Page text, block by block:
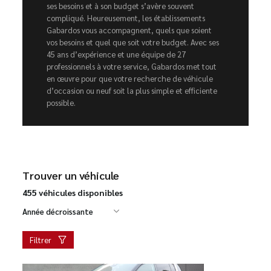
ses besoins et à son budget s’avère souvent
compliqué. Heureusement, les établissements
Gabardos vous accompagnent, quels que soient
vos besoins et quel que soit votre budget. Avec ses
45 ans d’expérience et une équipe de 27
professionnels à votre service, Gabardos met tout
en œuvre pour que votre recherche de véhicule
d’occasion ou neuf soit la plus simple et efficiente
possible.
Trouver un véhicule
455 véhicules disponibles
Année décroissante
Filtrer